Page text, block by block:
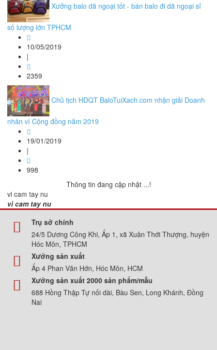
Xưởng balo dã ngoại tốt - bán balo đi dã ngoại sỉ
số lượng lớn TPHCM
10/05/2019
|
2359
Chủ tịch HDQT BaloTuiXach.com nhận giải Doanh
nhân vì Cộng đồng năm 2019
19/01/2019
|
998
Thông tin đang cập nhật ...!
vi cam tay nu
vi cam tay nu
Trụ sở chính
24/5 Dương Công Khi, Ấp 1, xã Xuân Thới Thượng, huyện
Hóc Môn, TPHCM
Xưởng sản xuất
Ấp 4 Phan Văn Hớn, Hóc Môn, HCM
Xưởng sản xuất 2000 sản phẩm/mẫu
688 Hồng Thập Tự nối dài, Bàu Sen, Long Khánh, Đồng
Nai